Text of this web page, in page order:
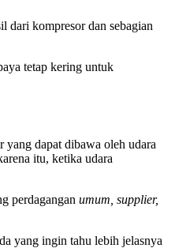
dari kompresor dan sebagian
tetap kering untuk
dapat dibawa oleh udara
itu, ketika udara
perdagangan umum, supplier,
yang ingin tahu lebih jelasnya